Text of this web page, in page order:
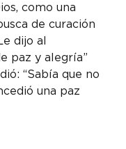
como una
de curación
dijo al
paz y alegría”
“Sabía que no
una paz